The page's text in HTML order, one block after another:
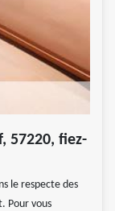
57220, fiez-
le respecte des
Pour vous